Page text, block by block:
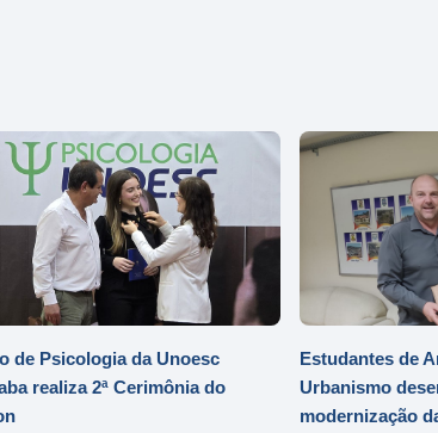
de Psicologia da Unoesc
realiza 2ª Cerimônia do
Estudantes de
Urbanismo
modernização